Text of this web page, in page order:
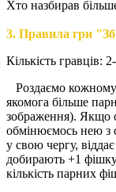
Хто назбирав
3. Правила гри
Кількість гравців:
Роздаємо
якомога більше
зображення). Якщо
обмінюємось нею з
у свою чергу,
добирають +1
кількість парних